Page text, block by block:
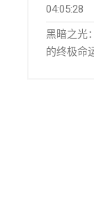
04:05:28
黑暗之光
的终极命